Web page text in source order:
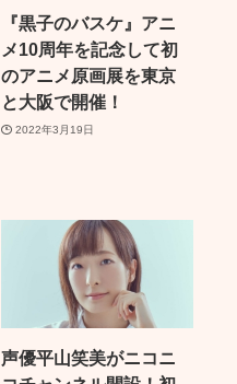
『黒子のバスケ』アニ
メ10周年を記念して初
のアニメ原画展を東京
と大阪で開催！
2022年3月19日
声優平山笑美がニコニ